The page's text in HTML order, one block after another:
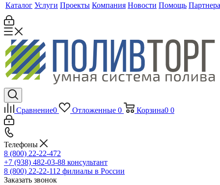
Каталог Услуги Проекты Компания Новости Помощь
Сравнение0 Отложенные 0 Корзина0 0
Телефоны
8 (800) 22-22-472
+7 (938) 482-03-88 консультант
8 (800) 22-22-112 филиалы в России
Заказать звонок